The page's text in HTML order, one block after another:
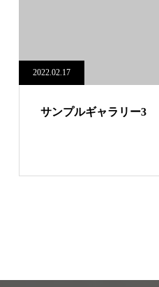
2022.02.17
サンプルギャラリー3